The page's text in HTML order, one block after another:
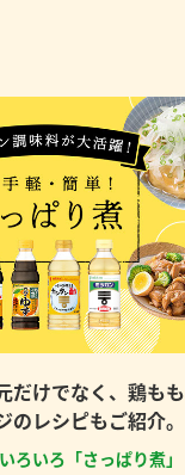
だけでなく、鶏もも
のレシピもご紹介。
ろいろ「さっぱり煮」